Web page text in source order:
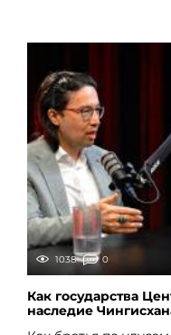
1038 0
Как государства
наследие